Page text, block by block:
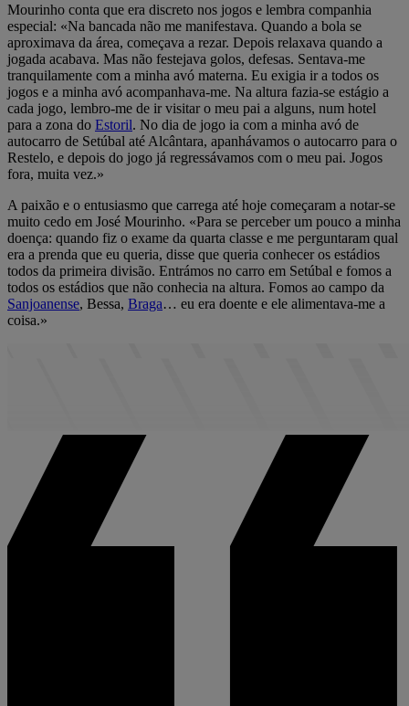
Mourinho conta que era discreto nos jogos e lembra companhia
especial: «Na bancada não me manifestava. Quando a bola se
aproximava da área, começava a rezar. Depois relaxava quando a
jogada acabava. Mas não festejava golos, defesas. Sentava-me
tranquilamente com a minha avó materna. Eu exigia ir a todos os
jogos e a minha avó acompanhava-me. Na altura fazia-se estágio a
cada jogo, lembro-me de ir visitar o meu pai a alguns, num hotel
para a zona do Estoril. No dia de jogo ia com a minha avó de
autocarro de Setúbal até Alcântara, apanhávamos o autocarro para o
Restelo, e depois do jogo já regressávamos com o meu pai. Jogos
fora, muita vez.»
A paixão e o entusiasmo que carrega até hoje começaram a notar-se
muito cedo em José Mourinho. «Para se perceber um pouco a minha
doença: quando fiz o exame da quarta classe e me perguntaram qual
era a prenda que eu queria, disse que queria conhecer os estádios
todos da primeira divisão. Entrámos no carro em Setúbal e fomos a
todos os estádios que não conhecia na altura. Fomos ao campo da
Sanjoanense, Bessa, Braga… eu era doente e ele alimentava-me a
coisa.»